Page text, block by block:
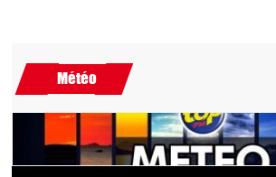
Météo
Main picture